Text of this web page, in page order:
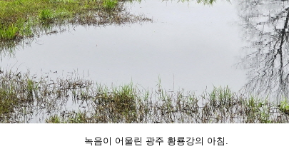
녹음이 어울린 광주 황룡강의 아침.